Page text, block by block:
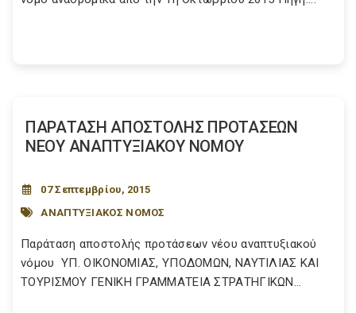
ΠΑΡΑΤΑΣΗ ΑΠΟΣΤΟΛΗΣ ΠΡΟΤΑΣΕΩΝ
ΝΕΟΥ ΑΝΑΠΤΥΞΙΑΚΟΥ ΝΟΜΟΥ
07 Σεπτεμβρίου, 2015
ΑΝΑΠΤΥΞΙΑΚΟΣ ΝΟΜΟΣ
Παράταση αποστολής προτάσεων νέου αναπτυξιακού
νόμου ΥΠ. ΟΙΚΟΝΟΜΙΑΣ, ΥΠΟΔΟΜΩΝ, ΝΑΥΤΙΛΙΑΣ ΚΑΙ
ΤΟΥΡΙΣΜΟΥ ΓΕΝΙΚΗ ΓΡΑΜΜΑΤΕΙΑ ΣΤΡΑΤΗΓΙΚΩΝ...